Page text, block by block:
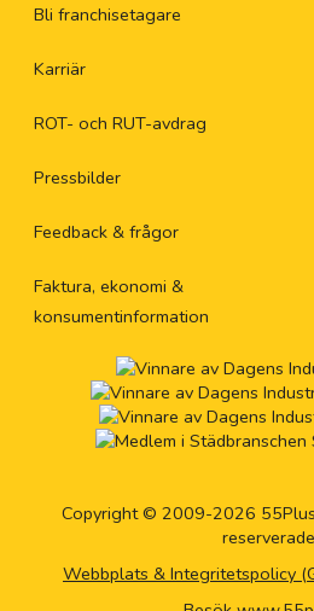
Bli franchisetagare
Karriär
ROT- och RUT-avdrag
Pressbilder
Feedback & frågor
Faktura, ekonomi &
konsumentinformation
Copyright © 2009-2026
Webbplats & Integritetspolicy